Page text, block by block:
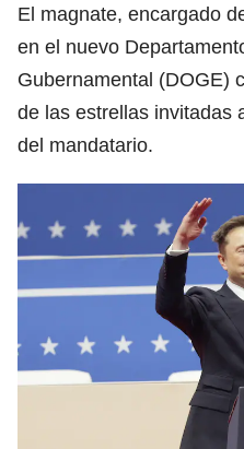
El magnate, encargado
en el nuevo
Gubernamental (DOGE)
de las estrellas invitadas
del mandatario.